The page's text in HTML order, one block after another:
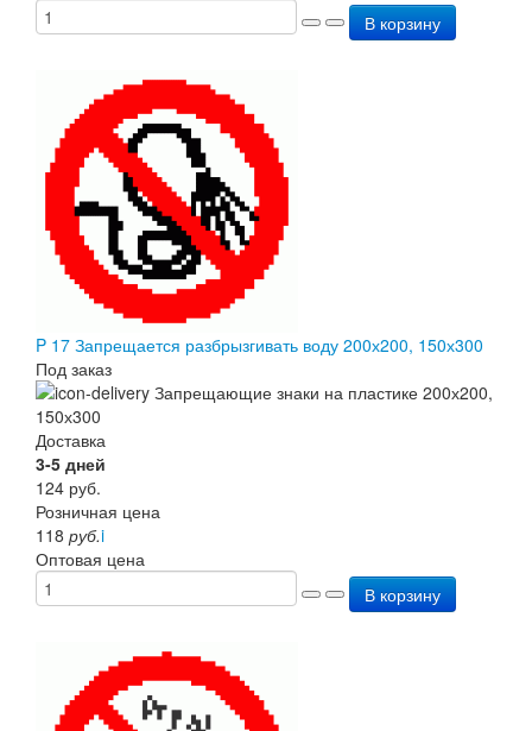
В корзину
P 17 Запрещается разбрызгивать воду 200х200, 150х300
Под заказ
Доставка
3-5 дней
124 руб.
Розничная цена
118 руб.i
Оптовая цена
В корзину